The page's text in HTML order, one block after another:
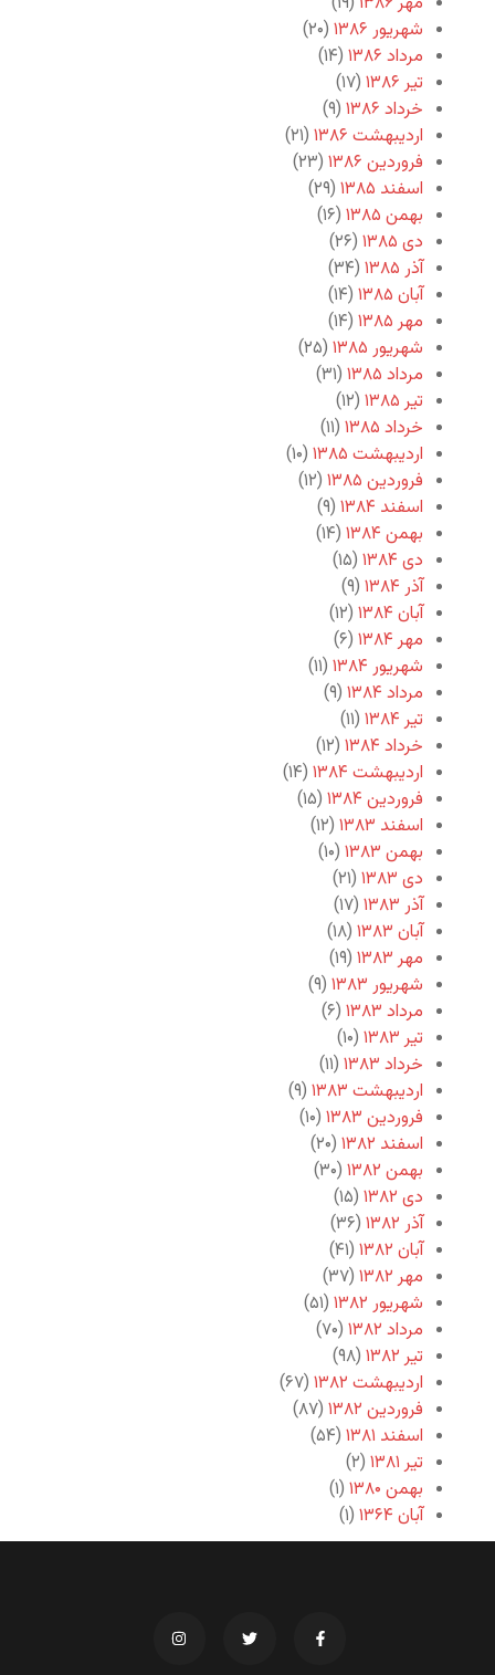
شهریور ۱۳۸۶
(۲۰)
مرداد ۱۳۸۶
(۱۴)
تیر ۱۳۸۶
(۱۷)
خرداد ۱۳۸۶
(۹)
اردیبهشت ۱۳۸۶
(۲۱)
فروردین ۱۳۸۶
(۲۳)
اسفند ۱۳۸۵
(۲۹)
بهمن ۱۳۸۵
(۱۶)
دی ۱۳۸۵
(۲۶)
آذر ۱۳۸۵
(۳۴)
آبان ۱۳۸۵
(۱۴)
مهر ۱۳۸۵
(۱۴)
شهریور ۱۳۸۵
(۲۵)
مرداد ۱۳۸۵
(۳۱)
تیر ۱۳۸۵
(۱۲)
خرداد ۱۳۸۵
(۱۱)
اردیبهشت ۱۳۸۵
(۱۰)
فروردین ۱۳۸۵
(۱۲)
اسفند ۱۳۸۴
(۹)
بهمن ۱۳۸۴
(۱۴)
دی ۱۳۸۴
(۱۵)
آذر ۱۳۸۴
(۹)
آبان ۱۳۸۴
(۱۲)
مهر ۱۳۸۴
(۶)
شهریور ۱۳۸۴
(۱۱)
مرداد ۱۳۸۴
(۹)
تیر ۱۳۸۴
(۱۱)
خرداد ۱۳۸۴
(۱۲)
اردیبهشت ۱۳۸۴
(۱۴)
فروردین ۱۳۸۴
(۱۵)
اسفند ۱۳۸۳
(۱۲)
بهمن ۱۳۸۳
(۱۰)
دی ۱۳۸۳
(۲۱)
آذر ۱۳۸۳
(۱۷)
آبان ۱۳۸۳
(۱۸)
مهر ۱۳۸۳
(۱۹)
شهریور ۱۳۸۳
(۹)
مرداد ۱۳۸۳
(۶)
تیر ۱۳۸۳
(۱۰)
خرداد ۱۳۸۳
(۱۱)
اردیبهشت ۱۳۸۳
(۹)
فروردین ۱۳۸۳
(۱۰)
اسفند ۱۳۸۲
(۲۰)
بهمن ۱۳۸۲
(۳۰)
دی ۱۳۸۲
(۱۵)
آذر ۱۳۸۲
(۳۶)
آبان ۱۳۸۲
(۴۱)
مهر ۱۳۸۲
(۳۷)
شهریور ۱۳۸۲
(۵۱)
مرداد ۱۳۸۲
(۷۰)
تیر ۱۳۸۲
(۹۸)
اردیبهشت ۱۳۸۲
(۶۷)
فروردین ۱۳۸۲
(۸۷)
اسفند ۱۳۸۱
(۵۴)
تیر ۱۳۸۱
(۲)
بهمن ۱۳۸۰
(۱)
آبان ۱۳۶۴
(۱)